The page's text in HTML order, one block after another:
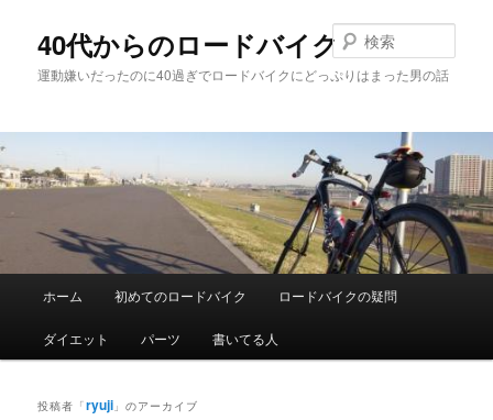
テ
ン
ツ
へ
移
ン
ツ
へ
移
動
40代からのロードバイク
運動嫌いだったのに40過ぎでロードバイクにどっぷりはまった男の話
索
メ
ホーム 初めてのロードバイク ロードバイクの疑問
ダイエット パーツ 書いてる人
投稿者「ryuji 」のアーカイブ